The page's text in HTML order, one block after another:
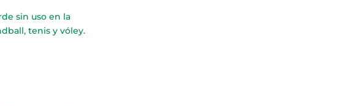
sin uso en la
tenis y vóley.